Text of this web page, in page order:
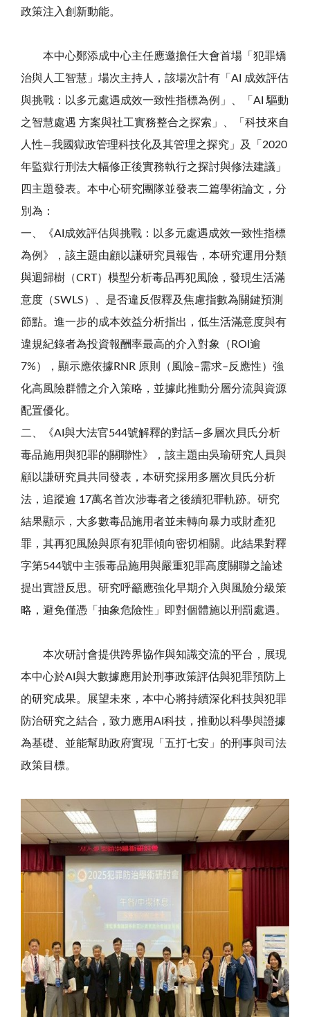
政策注入創新動能。
本中心鄭添成中心主任應邀擔任大會首場「犯罪矯
治與人工智慧」場次主持人，該場次計有「AI 成效評估
與挑戰：以多元處遇成效一致性指標為例」、「AI 驅動
之智慧處遇 方案與社工實務整合之探索」、「科技來自
人性—我國獄政管理科技化及其管理之探究」及「2020
年監獄行刑法大幅修正後實務執行之探討與修法建議」
四主題發表。本中心研究團隊並發表二篇學術論文，分
別為：
一、《AI成效評估與挑戰：以多元處遇成效一致性指標
為例》，該主題由顧以謙研究員報告，本研究運用分類
與迴歸樹（CRT）模型分析毒品再犯風險，發現生活滿
意度（SWLS）、是否違反假釋及焦慮指數為關鍵預測
節點。進一步的成本效益分析指出，低生活滿意度與有
違規紀錄者為投資報酬率最高的介入對象（ROI逾
7%），顯示應依據RNR 原則（風險–需求–反應性）強
化高風險群體之介入策略，並據此推動分層分流與資源
配置優化。
二、《AI與大法官544號解釋的對話—多層次貝氏分析
毒品施用與犯罪的關聯性》，該主題由吳瑜研究人員與
顧以謙研究員共同發表，本研究採用多層次貝氏分析
法，追蹤逾 17萬名首次涉毒者之後續犯罪軌跡。研究
結果顯示，大多數毒品施用者並未轉向暴力或財產犯
罪，其再犯風險與原有犯罪傾向密切相關。此結果對釋
字第544號中主張毒品施用與嚴重犯罪高度關聯之論述
提出實證反思。研究呼籲應強化早期介入與風險分級策
略，避免僅憑「抽象危險性」即對個體施以刑罰處遇。
本次研討會提供跨界協作與知識交流的平台，展現
本中心於AI與大數據應用於刑事政策評估與犯罪預防上
的研究成果。展望未來，本中心將持續深化科技與犯罪
防治研究之結合，致力應用AI科技，推動以科學與證據
為基礎、並能幫助政府實現「五打七安」的刑事與司法
政策目標。